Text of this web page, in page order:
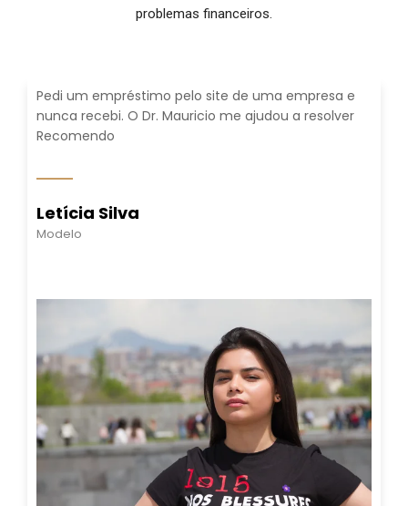
problemas financeiros.
Pedi um empréstimo pelo site de uma empresa e
nunca recebi. O Dr. Mauricio me ajudou a resolver
Recomendo
Letícia Silva
Modelo